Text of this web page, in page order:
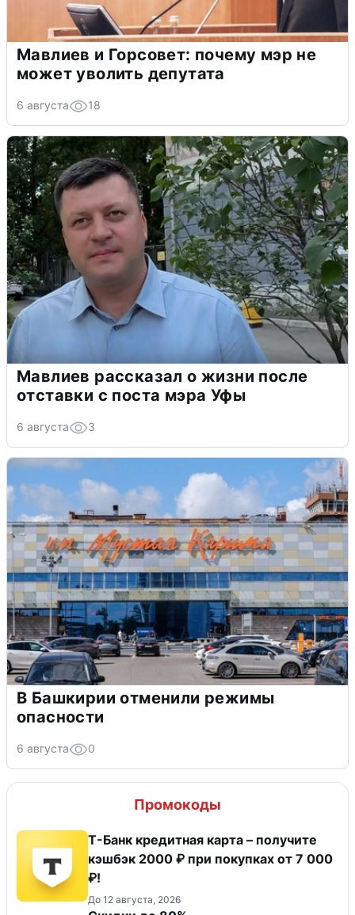
Мавлиев и Горсовет: почему мэр не
может уволить депутата
6 августа 18
Мавлиев рассказал о жизни после
отставки с поста мэра Уфы
6 августа 3
В Башкирии отменили режимы
опасности
6 августа 0
Промокоды
Т-Банк кредитная карта – получите
кэшбэк 2000 ₽ при покупках от 7 000
₽!
До 12 августа, 2026